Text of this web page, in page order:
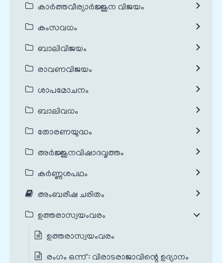
കാർത്തവീര്യാർജ്ജുന വിജയം
കംസവധം
ബാലിവിജയം
രാവണവിജയം
ശാപമോചനം
ബാലിവധം
തോരണയുദ്ധം
അർജ്ജുനവിഷാദവൃത്തം
കർണ്ണശപഥം
അംബരീഷ ചരിതം
ഉത്തരാസ്വയംവരം
ഉത്തരാസ്വയംവരം
രംഗം ഒന്ന് : വിരാടരാജാവിന്റെ ഉദ്യാനം